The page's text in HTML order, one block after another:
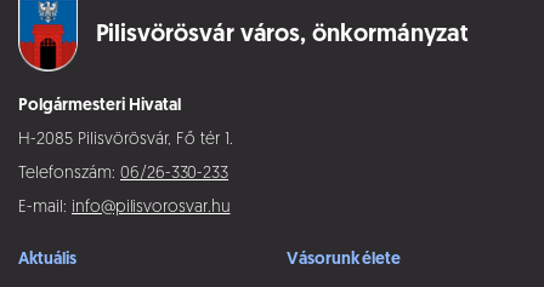
Pilisvörösvár város, önkormányzat
Polgármesteri Hivatal
H-2085 Pilisvörösvár, Fő tér 1.
Telefonszám: 06/26-330-233
E-mail: info@pilisvorosvar.hu
Aktuális Vásorunk élete